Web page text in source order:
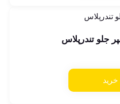
جلو تندرپلاس
خرید